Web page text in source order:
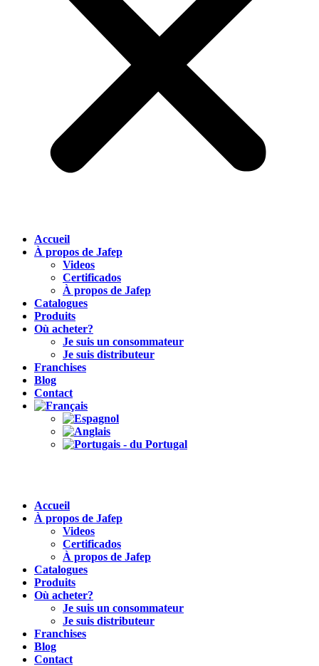
Accueil
À propos de Jafep
Videos
Certificados
À propos de Jafep
Catalogues
Produits
Où acheter?
Je suis un consommateur
Je suis distributeur
Franchises
Blog
Contact
Accueil
À propos de Jafep
Videos
Certificados
À propos de Jafep
Catalogues
Produits
Où acheter?
Je suis un consommateur
Je suis distributeur
Franchises
Blog
Contact